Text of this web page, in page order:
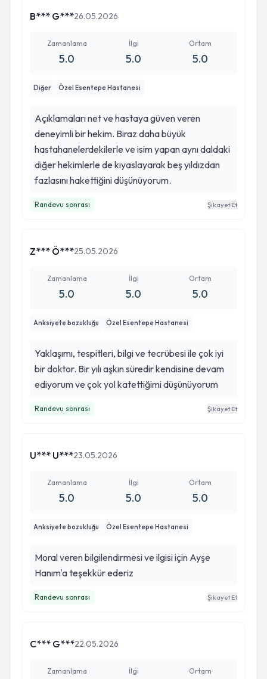
B*** G***26.05.2026
Zamanlama
5.0
İlgi
5.0
Ortam
5.0
Diğer Özel Esentepe Hastanesi
Açıklamaları net ve hastaya güven veren
deneyimli bir hekim. Biraz daha büyük
hastahanelerdekilerle ve isim yapan aynı daldaki
diğer hekimlerle de kıyaslayarak beş yıldızdan
fazlasını hakettiğini düşünüyorum.
Randevu sonrası Şikayet Et
Z*** Ö***25.05.2026
Zamanlama
5.0
İlgi
5.0
Ortam
5.0
Anksiyete bozukluğu Özel Esentepe Hastanesi
Yaklaşımı, tespitleri, bilgi ve tecrübesi ile çok iyi
bir doktor. Bir yılı aşkın süredir kendisine devam
ediyorum ve çok yol katettiğimi düşünüyorum
Randevu sonrası Şikayet Et
U*** U***23.05.2026
Zamanlama
5.0
İlgi
5.0
Ortam
5.0
Anksiyete bozukluğu Özel Esentepe Hastanesi
Moral veren bilgilendirmesi ve ilgisi için Ayşe
Hanım'a teşekkür ederiz
Randevu sonrası Şikayet Et
C*** G***22.05.2026
Zamanlama İlgi Ortam